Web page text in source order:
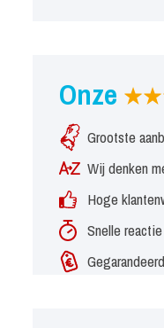
Onze
Grootste
Wij denken
Hoge
Snelle